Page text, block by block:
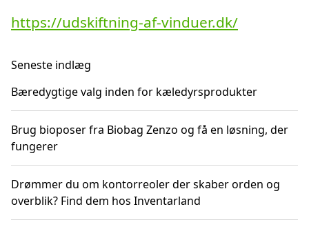
https://udskiftning-af-vinduer.dk/
Seneste indlæg
Bæredygtige valg inden for kæledyrsprodukter
Brug bioposer fra Biobag Zenzo og få en løsning, der
fungerer
Drømmer du om kontorreoler der skaber orden og
overblik? Find dem hos Inventarland